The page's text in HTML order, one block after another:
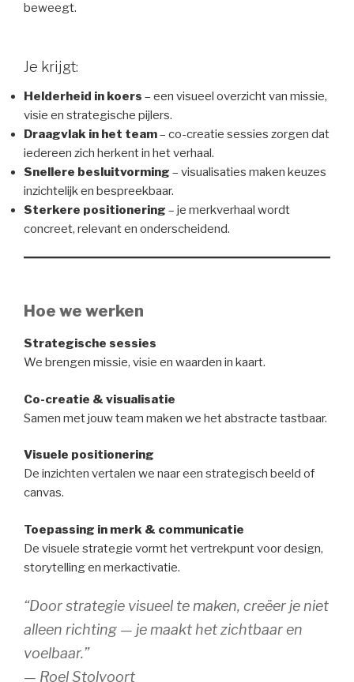
beweegt.
Je krijgt:
Helderheid in koers – een visueel overzicht van missie,
visie en strategische pijlers.
Draagvlak in het team– co-creatie sessies zorgen dat
iedereen zich herkent in het verhaal.
Snellere besluitvorming – visualisaties maken keuzes
inzichtelijk en bespreekbaar.
Sterkere positionering – je merkverhaal wordt
concreet, relevant en onderscheidend.
Hoe we werken
Strategische sessies
We brengen missie, visie en waarden in kaart.
Co-creatie & visualisatie
Samen met jouw team maken we het abstracte tastbaar.
Visuele positionering
De inzichten vertalen we naar een strategisch beeld of
canvas.
Toepassing in merk & communicatie
De visuele strategie vormt het vertrekpunt voor design,
storytelling en merkactivatie.
“Door strategie visueel te maken, creëer je niet
alleen richting — je maakt het zichtbaar en
voelbaar.”
— Roel Stolvoort